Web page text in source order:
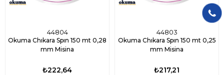
44804
Okuma Chıkara Spın 150 mt 0,28
mm Misina
₺222,64
44803
Okuma Chıkara Spın 150 mt 0,25
mm Misina
₺217,21